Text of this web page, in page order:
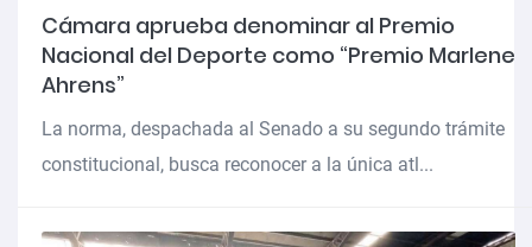
Cámara aprueba denominar al Premio
Nacional del Deporte como “Premio Marlene
Ahrens”
La norma, despachada al Senado a su segundo trámite
constitucional, busca reconocer a la única atl...